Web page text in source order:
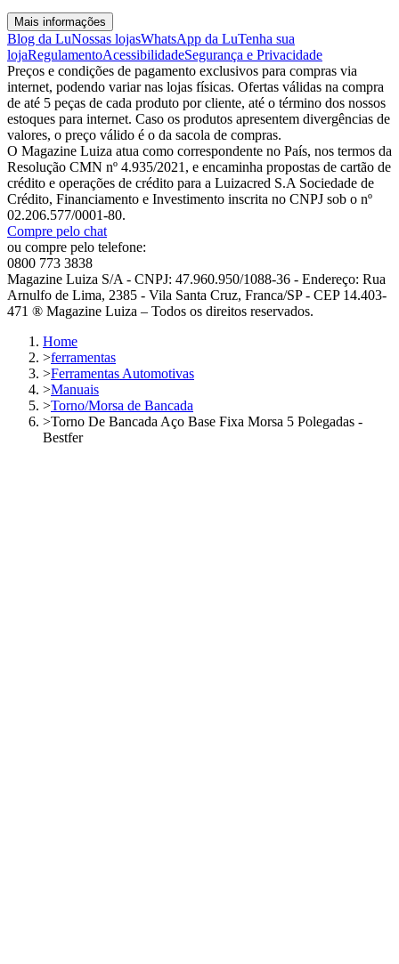
Mais informações
Blog da LuNossas lojasWhatsApp da LuTenha sua
lojaRegulamentoAcessibilidadeSegurança e Privacidade
Preços e condições de pagamento exclusivos para compras via
internet, podendo variar nas lojas físicas. Ofertas válidas na compra
de até 5 peças de cada produto por cliente, até o término dos nossos
estoques para internet. Caso os produtos apresentem divergências de
valores, o preço válido é o da sacola de compras.
O Magazine Luiza atua como correspondente no País, nos termos da
Resolução CMN nº 4.935/2021, e encaminha propostas de cartão de
crédito e operações de crédito para a Luizacred S.A Sociedade de
Crédito, Financiamento e Investimento inscrita no CNPJ sob o nº
02.206.577/0001-80.
Compre pelo chat
ou compre pelo telefone:
0800 773 3838
Magazine Luiza S/A - CNPJ: 47.960.950/1088-36 - Endereço: Rua
Arnulfo de Lima, 2385 - Vila Santa Cruz, Franca/SP - CEP 14.403-
471 ® Magazine Luiza – Todos os direitos reservados.
Home
>ferramentas
>Ferramentas Automotivas
>Manuais
>Torno/Morsa de Bancada
>Torno De Bancada Aço Base Fixa Morsa 5 Polegadas -
Bestfer